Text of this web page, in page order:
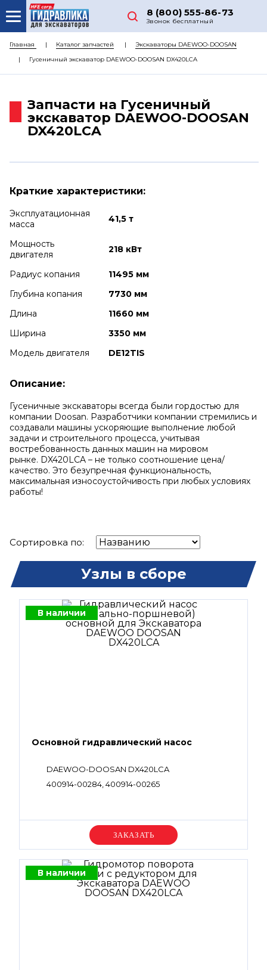
8 (800) 555-86-73
Звонок бесплатный
О НАС
КАТАЛОГ ЗАПЧАСТЕЙ
ДОСТАВКА
Главная Каталог запчастей
Экскаваторы DAEWOO-DOOSAN
Гусеничный экскаватор DAEWOO-DOOSAN DX420LCA
Запчасти на Гусеничный
экскаватор DAEWOO-DOOSAN
DX420LCA
Краткие характеристики:
Эксплуатационная
масса
41,5 т
Мощность
двигателя
218 кВт
Радиус копания
11495 мм
Глубина копания
7730 мм
Длина
11660 мм
Ширина
3350 мм
Модель двигателя
DE12TIS
Описание:
Гусеничные экскаваторы всегда были гордостью для
компании Doosan. Разработчики компании стремились и
создавали машины ускоряющие выполнение любой
задачи и строительного процесса, учитывая
востребованность данных машин на мировом
рынке. DX420LCA – не только соотношение цена/
качество. Это безупречная функциональность,
максимальная износоустойчивость при любых условиях
работы!
Сортировка по:
Узлы в сборе
В наличии
Основной гидравлический насос
DAEWOO-DOOSAN DX420LCA
400914-00284, 400914-00265
Уточняйте цену
В наличии